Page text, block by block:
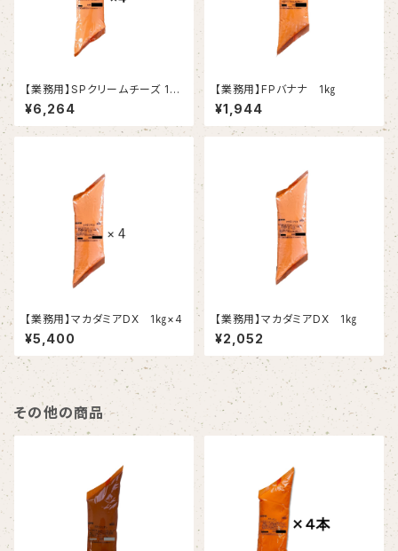
【業務用】SPクリームチーズ 1k
g×4
¥6,264
【業務用】FPバナナ 1㎏
¥1,944
【業務用】マカダミアDX 1㎏×4
¥5,400
【業務用】マカダミアDX 1㎏
¥2,052
その他の商品